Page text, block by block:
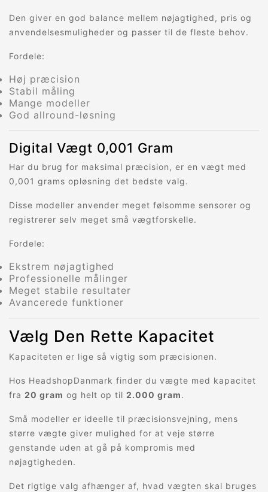
Den giver en god balance mellem nøjagtighed, pris og
anvendelsesmuligheder og passer til de fleste behov.
Fordele:
Høj præcision
Stabil måling
Mange modeller
God allround-løsning
Digital Vægt 0,001 Gram
Har du brug for maksimal præcision, er en vægt med
0,001 grams opløsning det bedste valg.
Disse modeller anvender meget følsomme sensorer og
registrerer selv meget små vægtforskelle.
Fordele:
Ekstrem nøjagtighed
Professionelle målinger
Meget stabile resultater
Avancerede funktioner
Vælg Den Rette Kapacitet
Kapaciteten er lige så vigtig som præcisionen.
Hos HeadshopDanmark finder du vægte med kapacitet
fra 20 gram og helt op til 2.000 gram.
Små modeller er ideelle til præcisionsvejning, mens
større vægte giver mulighed for at veje større
genstande uden at gå på kompromis med
nøjagtigheden.
Det rigtige valg afhænger af, hvad vægten skal bruges